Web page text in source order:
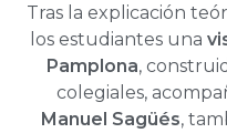
Tras la explicación
los estudiantes una
Pamplona,
colegiales,
Manuel Sagüés,